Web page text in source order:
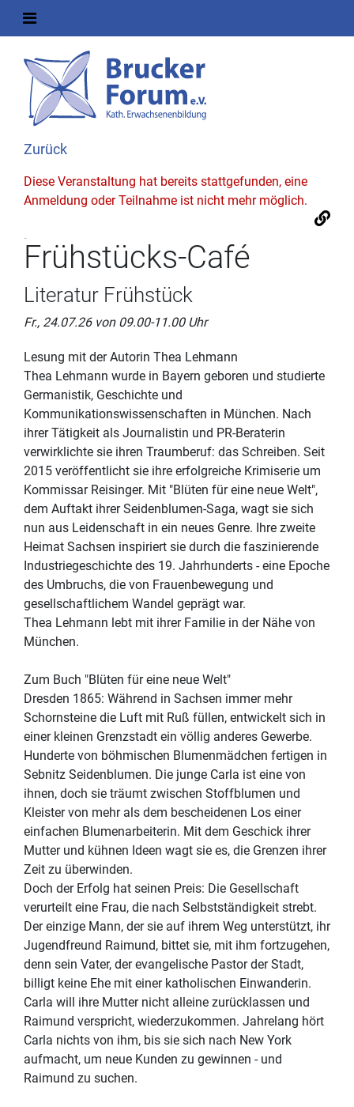
Zurück
Diese Veranstaltung hat bereits stattgefunden, eine
Anmeldung oder Teilnahme ist nicht mehr möglich.
Frühstücks-Café
Literatur Frühstück
Fr., 24.07.26 von 09.00-11.00 Uhr
Lesung mit der Autorin Thea Lehmann
Thea Lehmann wurde in Bayern geboren und studierte
Germanistik, Geschichte und
Kommunikationswissenschaften in München. Nach
ihrer Tätigkeit als Journalistin und PR-Beraterin
verwirklichte sie ihren Traumberuf: das Schreiben. Seit
2015 veröffentlicht sie ihre erfolgreiche Krimiserie um
Kommissar Reisinger. Mit "Blüten für eine neue Welt",
dem Auftakt ihrer Seidenblumen-Saga, wagt sie sich
nun aus Leidenschaft in ein neues Genre. Ihre zweite
Heimat Sachsen inspiriert sie durch die faszinierende
Industriegeschichte des 19. Jahrhunderts - eine Epoche
des Umbruchs, die von Frauenbewegung und
gesellschaftlichem Wandel geprägt war.
Thea Lehmann lebt mit ihrer Familie in der Nähe von
München.
Zum Buch "Blüten für eine neue Welt"
Dresden 1865: Während in Sachsen immer mehr
Schornsteine die Luft mit Ruß füllen, entwickelt sich in
einer kleinen Grenzstadt ein völlig anderes Gewerbe.
Hunderte von böhmischen Blumenmädchen fertigen in
Sebnitz Seidenblumen. Die junge Carla ist eine von
ihnen, doch sie träumt zwischen Stoffblumen und
Kleister von mehr als dem bescheidenen Los einer
einfachen Blumenarbeiterin. Mit dem Geschick ihrer
Mutter und kühnen Ideen wagt sie es, die Grenzen ihrer
Zeit zu überwinden.
Doch der Erfolg hat seinen Preis: Die Gesellschaft
verurteilt eine Frau, die nach Selbstständigkeit strebt.
Der einzige Mann, der sie auf ihrem Weg unterstützt, ihr
Jugendfreund Raimund, bittet sie, mit ihm fortzugehen,
denn sein Vater, der evangelische Pastor der Stadt,
billigt keine Ehe mit einer katholischen Einwanderin.
Carla will ihre Mutter nicht alleine zurücklassen und
Raimund verspricht, wiederzukommen. Jahrelang hört
Carla nichts von ihm, bis sie sich nach New York
aufmacht, um neue Kunden zu gewinnen - und
Raimund zu suchen.